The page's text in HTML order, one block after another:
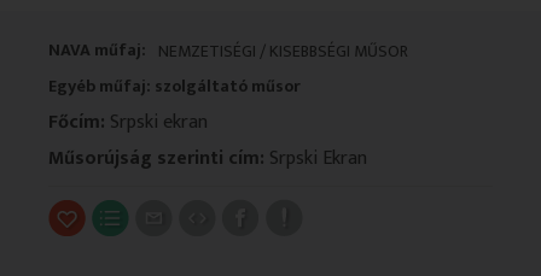
NAVA műfaj: NEMZETISÉGI / KISEBBSÉGI MŰSOR
Egyéb műfaj: szolgáltató műsor
Főcím: Srpski ekran
Műsorújság szerinti cím: Srpski Ekran